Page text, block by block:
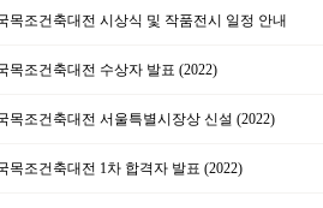
목조건축대전 시상식 및 작품전시 일정 안내
목조건축대전 수상자 발표 (2022)
목조건축대전 서울특별시장상 신설 (2022)
목조건축대전 1차 합격자 발표 (2022)